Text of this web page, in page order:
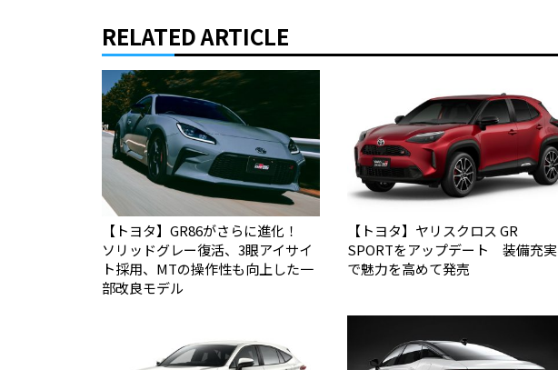
RELATED ARTICLE
【トヨタ】GR86がさらに進化！
ソリッドグレー復活、3眼アイサイ
ト採用、MTの操作性も向上した一
部改良モデル
【トヨタ】ヤリスクロス GR
SPORTをアップデート 装備充実
で魅力を高めて発売